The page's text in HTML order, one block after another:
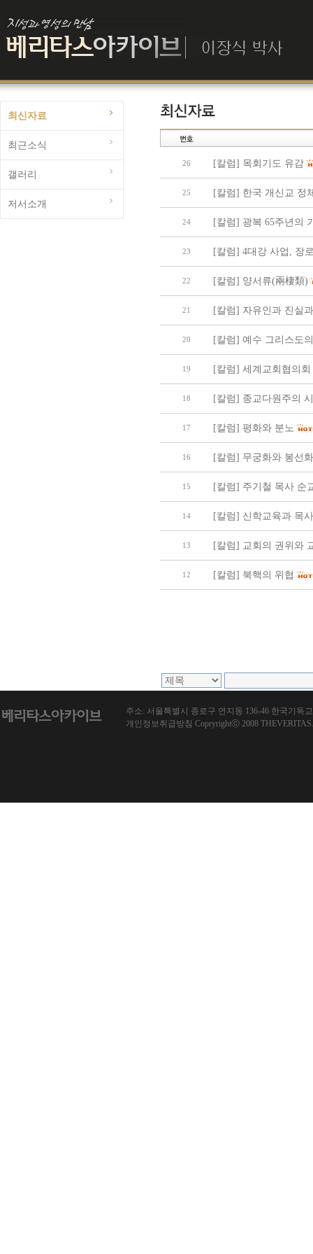
최신자료
최근소식
갤러리
저서소개
26 [칼럼] 목회기도 유감
25 [칼럼] 한국 개신교 정
24 [칼럼] 광복 65주년의
23 [칼럼] 4대강 사업, 장
22 [칼럼] 양서류(兩棲類)
21 [칼럼] 자유인과 진실
20 [칼럼] 예수 그리스도
19 [칼럼] 세계교회협의
18 [칼럼] 종교다원주의
17 [칼럼] 평화와 분노
16 [칼럼] 무궁화와 봉선화
15 [칼럼] 주기철 목사 순
14 [칼럼] 신학교육과 목
13 [칼럼] 교회의 권위와
12 [칼럼] 북핵의 위협
주소: 서울특별시 종로구 연지동 136-46 한국기독교
개인정보취급방침 Copryrightⓒ 2008